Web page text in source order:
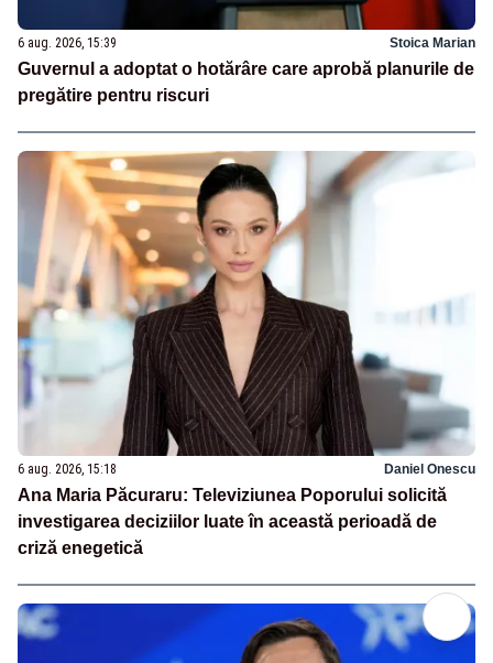
6 aug. 2026, 15:39 Stoica Marian
Guvernul a adoptat o hotărâre care aprobă planurile de
pregătire pentru riscuri
6 aug. 2026, 15:18 Daniel Onescu
Ana Maria Păcuraru: Televiziunea Poporului solicită
investigarea deciziilor luate în această perioadă de
criză enegetică